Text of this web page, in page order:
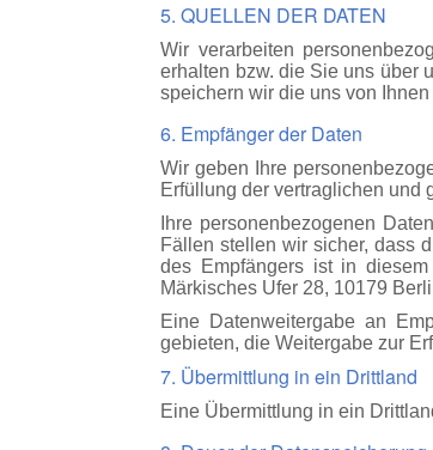
5. QUELLEN DER DATEN
Wir verarbeiten
erhalten bzw. die Sie uns über
speichern wir die uns von
6. Empfänger der Daten
Wir geben Ihre
Erfüllung der vertraglichen und
Ihre personenbezogenen
Fällen stellen wir sicher, dass
des Empfängers ist in
Märkisches Ufer 28, 10179
Eine Datenweitergabe an
gebieten, die Weitergabe zur
7. Übermittlung in ein Drittland
Eine Übermittlung in ein